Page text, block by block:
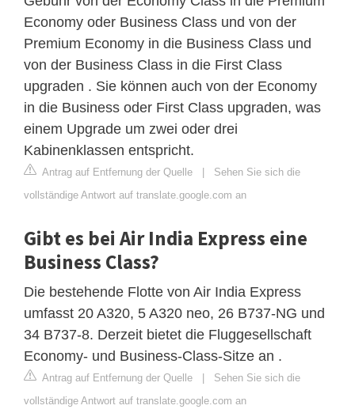
Economy oder Business Class und von der
Premium Economy in die Business Class und
von der Business Class in die First Class
upgraden . Sie können auch von der Economy
in die Business oder First Class upgraden, was
einem Upgrade um zwei oder drei
Kabinenklassen entspricht.
Antrag auf Entfernung der Quelle
Sehen Sie sich die
vollständige Antwort auf translate.google.com an
Gibt es bei Air India Express eine
Business Class?
Die bestehende Flotte von Air India Express
umfasst 20 A320, 5 A320 neo, 26 B737-NG und
34 B737-8. Derzeit bietet die Fluggesellschaft
Economy- und Business-Class-Sitze an .
Antrag auf Entfernung der Quelle
Sehen Sie sich die
vollständige Antwort auf translate.google.com an